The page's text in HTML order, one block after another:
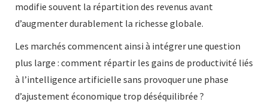
modifie souvent la répartition des revenus avant
d’augmenter durablement la richesse globale.
Les marchés commencent ainsi à intégrer une question
plus large : comment répartir les gains de productivité liés
à l’intelligence artificielle sans provoquer une phase
d’ajustement économique trop déséquilibrée ?